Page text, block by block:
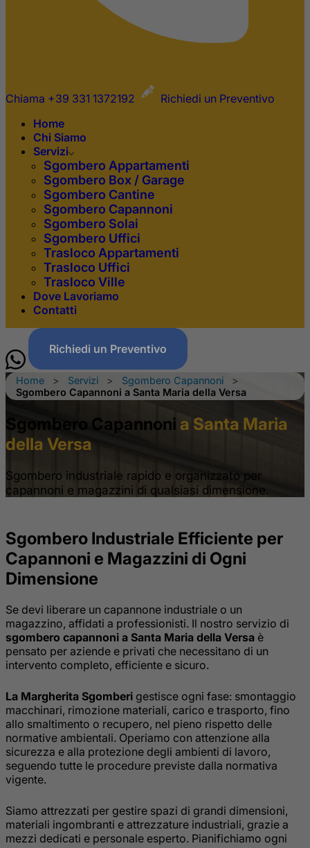
Chiama +39 331 1372192
Richiedi un Preventivo
Home
Chi Siamo
Servizi
Sgombero Appartamenti
Sgombero Box / Garage
Sgombero Cantine
Sgombero Capannoni
Sgombero Solai
Sgombero Uffici
Trasloco Appartamenti
Trasloco Uffici
Trasloco Ville
Dove Lavoriamo
Contatti
Richiedi un Preventivo
Home > Servizi > Sgombero Capannoni
>
Sgombero Capannoni a Santa Maria della Versa
Sgombero Capannoni a Santa Maria
della Versa
Sgombero industriale rapido e organizzato per
capannoni e magazzini di qualsiasi dimensione.
Sgombero Industriale Efficiente per
Capannoni e Magazzini di Ogni
Dimensione
Se devi liberare un capannone industriale o un
magazzino, affidati a professionisti. Il nostro servizio di
sgombero capannoni a Santa Maria della Versa è
pensato per aziende e privati che necessitano di un
intervento completo, efficiente e sicuro.
La Margherita Sgomberi gestisce ogni fase: smontaggio
macchinari, rimozione materiali, carico e trasporto, fino
allo smaltimento o recupero, nel pieno rispetto delle
normative ambientali. Operiamo con attenzione alla
sicurezza e alla protezione degli ambienti di lavoro,
seguendo tutte le procedure previste dalla normativa
vigente.
Siamo attrezzati per gestire spazi di grandi dimensioni,
materiali ingombranti e attrezzature industriali, grazie a
mezzi dedicati e personale esperto. Pianifichiamo ogni